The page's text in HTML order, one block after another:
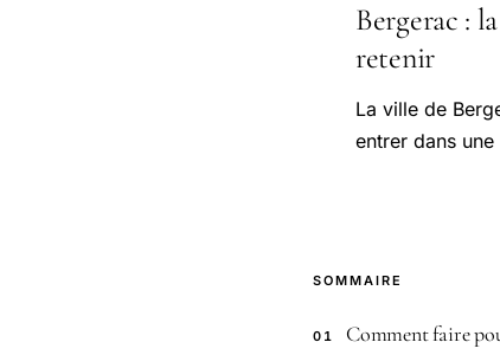
Bergerac :
retenir
La ville de
entrer dans
SOMMAIRE
01 Comment faire